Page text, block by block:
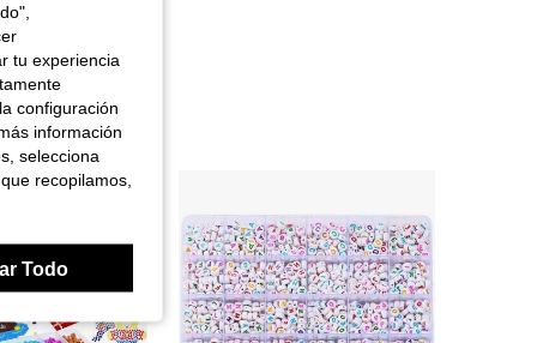
tu experiencia
configuración
información
selecciona
recopilamos,
Todo